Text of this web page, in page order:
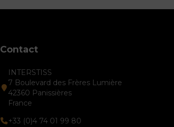
Contact
INTERSTISS
7 Boulevard des Frères Lumière
42360 Panissières
France
+33 (0)4 74 01 99 80